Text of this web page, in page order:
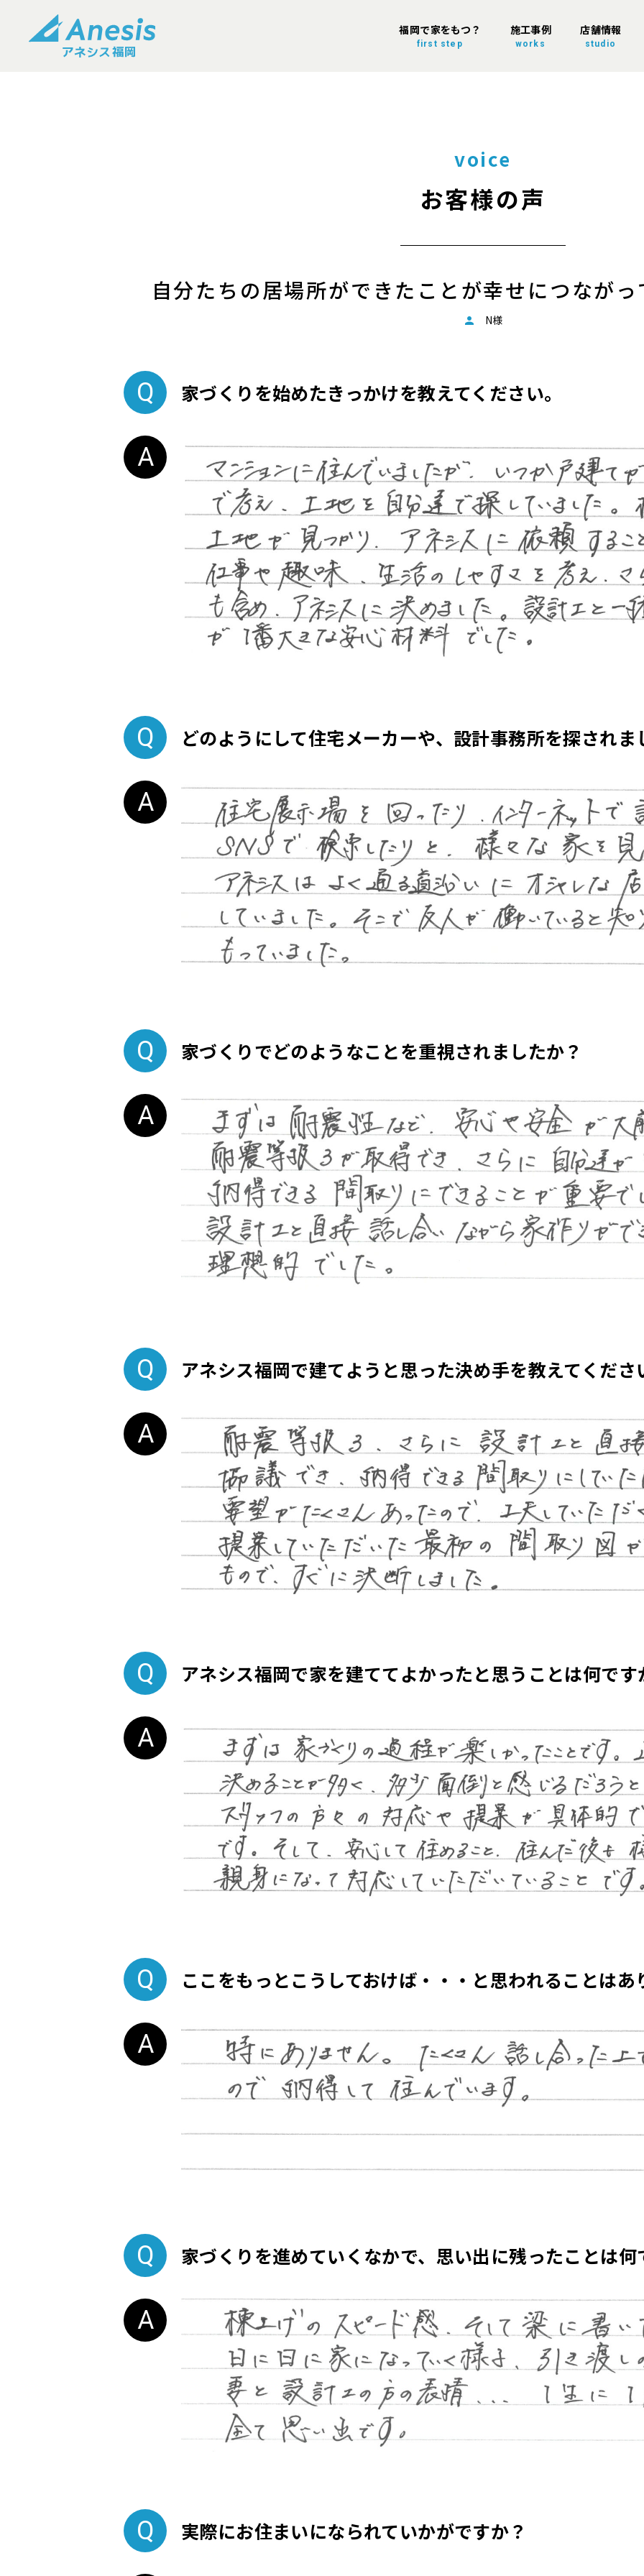
福岡で家をもつ？
first step
施工事例
works
店舗情報
studio
voice
お客様の声
自分たちの居場所ができたことが幸せにつなが
N様
家づくりを始めたきっかけを教えてください。
どのようにして住宅メーカーや、設計事務所を探されま
家づくりでどのようなことを重視されましたか？
アネシス福岡で建てようと思った決め手を教えてくださ
アネシス福岡で家を建ててよかったと思うことは何です
ここをもっとこうしておけば・・・と思われることはあ
家づくりを進めていくなかで、思い出に残ったことは何
実際にお住まいになられていかがですか？